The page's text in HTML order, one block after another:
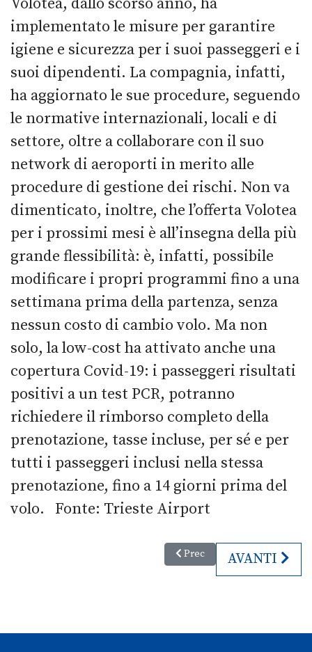
implementato le misure per garantire
igiene e sicurezza per i suoi passeggeri e i
suoi dipendenti. La compagnia, infatti,
ha aggiornato le sue procedure, seguendo
le normative internazionali, locali e di
settore, oltre a collaborare con il suo
network di aeroporti in merito alle
procedure di gestione dei rischi. Non va
dimenticato, inoltre, che l’offerta Volotea
per i prossimi mesi è all’insegna della più
grande flessibilità: è, infatti, possibile
modificare i propri programmi fino a una
settimana prima della partenza, senza
nessun costo di cambio volo. Ma non
solo, la low-cost ha attivato anche una
copertura Covid-19: i passeggeri risultati
positivi a un test PCR, potranno
richiedere il rimborso completo della
prenotazione, tasse incluse, per sé e per
tutti i passeggeri inclusi nella stessa
prenotazione, fino a 14 giorni prima del
volo. Fonte: Trieste Airport
Articolo precedente: Monte
Prec ARTICOLO
AVANTI